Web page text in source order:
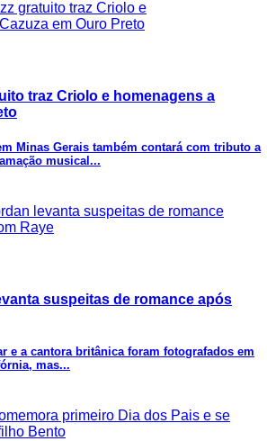
traz Criolo e homenagens a
Minas Gerais também contará com tributo a
musical...
suspeitas de romance após
e a cantora britânica foram fotografados em
mas...